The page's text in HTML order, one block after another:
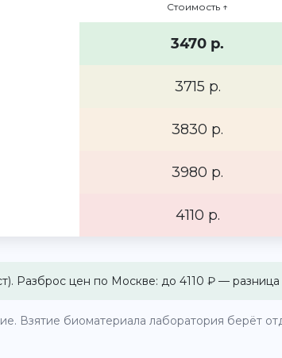
Стоимость ↑
3470 р.
3715 р.
3830 р.
3980 р.
4110 р.
Разброс цен по Москве: до 4110 ₽ —
Взятие биоматериала лаборатория берёт